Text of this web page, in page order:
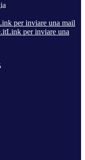
per inviare una mail
Link per inviare una